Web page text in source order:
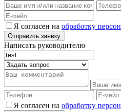
Я согласен на обработку
Написать руководителю
Я согласен на обработку